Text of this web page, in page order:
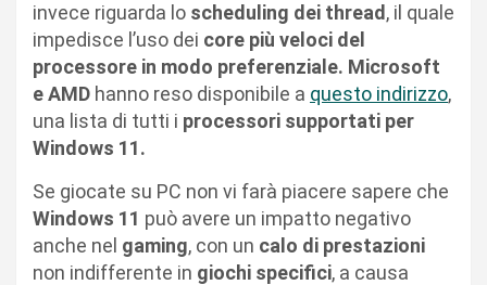
invece riguarda lo scheduling dei thread , il quale
impedisce l’uso dei core più veloci del
processore in modo preferenziale. Microsoft
e AMD hanno reso disponibile a questo indirizzo,
una lista di tutti i processori supportati per
Windows 11.
Se giocate su PC non vi farà piacere sapere che
Windows 11 può avere un impatto negativo
anche nel gaming, con un calo di prestazioni
non indifferente in giochi specifici, a causa